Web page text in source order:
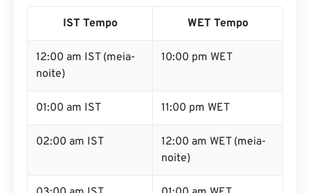
IST Tempo WET Tempo
12:00 am IST (meia-
noite)
10:00 pm WET
01:00 am IST 11:00 pm WET
02:00 am IST
12:00 am WET (meia-
noite)